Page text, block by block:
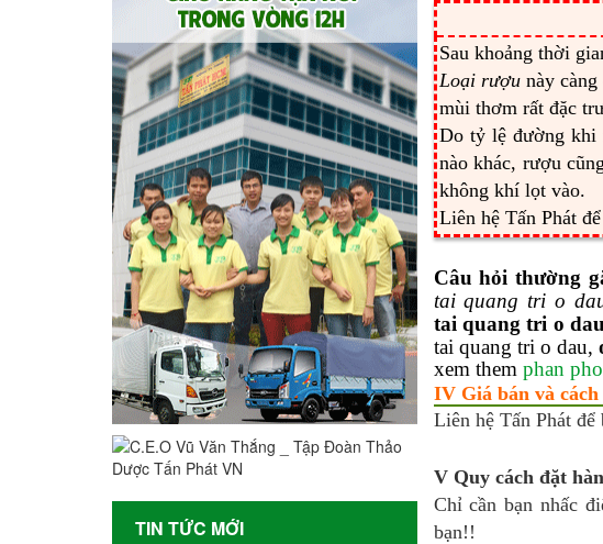
TIN TỨC MỚI
Sau khoảng thời
Loại rượunày càng
mùi thơm rất đặc
Do tỷ lệ đường khi
nào khác, rượu
không khí lọt vào.
Liên hệ Tấn Phát
Câu hỏi thường
tai quang tri o
tai quang tri o
tai quang tri o dau,
xem them phan
IV Giá bán và
Liên hệ Tấn Phát để
V Quy cách đặt
Chỉ cần bạn nhấc
bạn!!